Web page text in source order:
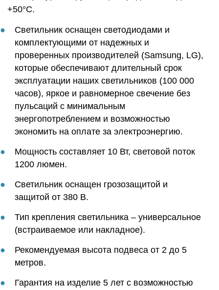
+50°C.
Светильник оснащен светодиодами и
комплектующими от надежных и
проверенных производителей (Samsung, LG),
которые обеспечивают длительный срок
эксплуатации наших светильников (100 000
часов), яркое и равномерное свечение без
пульсаций с минимальным
энергопотреблением и возможностью
экономить на оплате за электроэнергию.
Мощность составляет 10 Вт, световой поток
1200 люмен.
Светильник оснащен грозозащитой и
защитой от 380 В.
Тип крепления светильника – универсальное
(встраиваемое или накладное).
Рекомендуемая высота подвеса от 2 до 5
метров.
Гарантия на изделие 5 лет с возможностью